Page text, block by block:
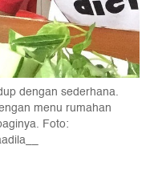
dengan sederhana.
menu rumahan
Foto: